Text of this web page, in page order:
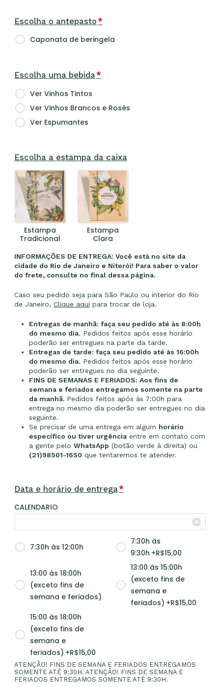
Escolha o antepasto*
Caponata de beringela
Escolha uma bebida*
Ver Vinhos Tintos
Ver Vinhos Brancos e Rosés
Ver Espumantes
Escolha a estampa da caixa
Estampa
Tradicional
Estampa
Clara
INFORMAÇÕES DE ENTREGA: Você está no site da
cidade do Rio de Janeiro e Niterói! Para saber o valor
do frete, consulte no final dessa página.
Caso seu pedido seja para São Paulo ou interior do Rio
de Janeiro, Clique aqui para trocar de loja.
Entregas de manhã: faça seu pedido até às 8:00h
do mesmo dia. Pedidos feitos após esse horário
poderão ser entregues na parte da tarde.
Entregas de tarde: faça seu pedido até às 16:00h
do mesmo dia. Pedidos feitos após esse horário
poderão ser entregues no dia seguinte.
FINS DE SEMANAS E FERIADOS: Aos fins de
semana e feriados entregamos somente na parte
da manhã. Pedidos feitos após às 7:00h para
entrega no mesmo dia poderão ser entregues no dia
seguinte.
Se precisar de uma entrega em algum horário
específico ou tiver urgênciaentre em contato com
a gente pelo WhatsApp (botão verde à direita) ou
(21)98501-1650 que tentaremos te atender.
Data e horário de entrega*
CALENDARIO
7:30h às 12:00h
7:30h às
9:30h +R$15,00
13:00 às 18:00h
(exceto fins de
semana e feriados)
13:00 às 15:00h
(exceto fins de
semana e
feriados) +R$15,00
15:00 às 18:00h
(exceto fins de
semana e
feriados) +R$15,00
ATENÇÃO! FINS DE SEMANA E FERIADOS ENTREGAMOS
SOMENTE ATÉ 9:30H. ATENÇÃO! FINS DE SEMANA E
FERIADOS ENTREGAMOS SOMENTE ATÉ 9:30H.